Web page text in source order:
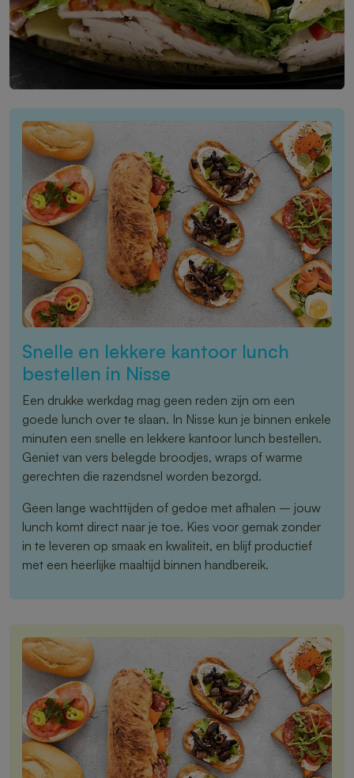
Snelle en lekkere kantoor lunch
bestellen in Nisse
Een drukke werkdag mag geen reden zijn om een
goede lunch over te slaan. In Nisse kun je binnen enkele
minuten een snelle en lekkere kantoor lunch bestellen.
Geniet van vers belegde broodjes, wraps of warme
gerechten die razendsnel worden bezorgd.
Geen lange wachttijden of gedoe met afhalen – jouw
lunch komt direct naar je toe. Kies voor gemak zonder
in te leveren op smaak en kwaliteit, en blijf productief
met een heerlijke maaltijd binnen handbereik.